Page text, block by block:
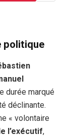
politique
durée marqué
déclinante.
« volontaire
l’exécutif,